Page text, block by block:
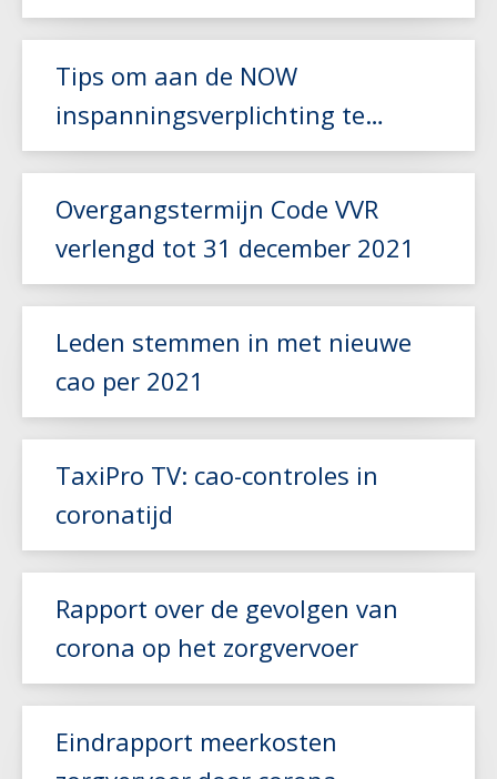
Tips om aan de NOW
inspanningsverplichting te
voldoen
Lees meer
Overgangstermijn Code VVR
verlengd tot 31 december 2021
Leden stemmen in met nieuwe
cao per 2021
Lees meer
TaxiPro TV: cao-controles in
coronatijd
Rapport over de gevolgen van
corona op het zorgvervoer
Eindrapport meerkosten